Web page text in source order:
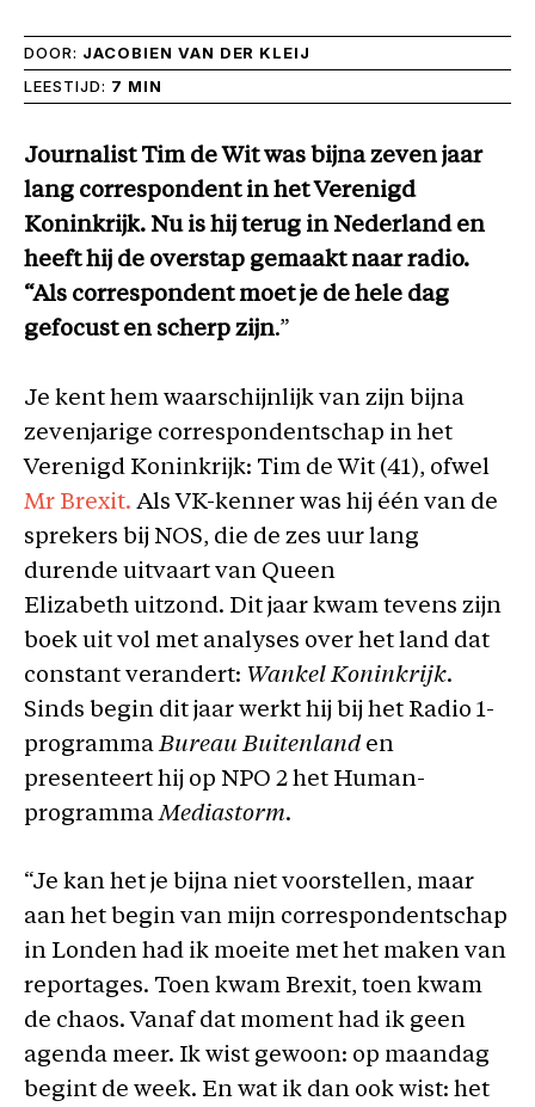
DOOR: JACOBIEN VAN DER KLEIJ
LEESTIJD: 7 MIN
Journalist Tim de Wit was bijna zeven jaar
lang correspondent in het Verenigd
Koninkrijk. Nu is hij terug in Nederland en
heeft hij de overstap gemaakt naar radio.
“Als correspondent moet je de hele dag
gefocust en scherp zijn.”
Je kent hem waarschijnlijk van zijn bijna
zevenjarige correspondentschap in het
Verenigd Koninkrijk: Tim de Wit (41), ofwel
Mr Brexit. Als VK-kenner was hij één van de
sprekers bij NOS, die de zes uur lang
durende uitvaart van Queen
Elizabeth uitzond. Dit jaar kwam tevens zijn
boek uit vol met analyses over het land dat
constant verandert: Wankel Koninkrijk.
Sinds begin dit jaar werkt hij bij het Radio 1-
programmaBureau Buitenland en
presenteert hij op NPO 2 het Human-
programmaMediastorm.
“Je kan het je bijna niet voorstellen, maar
aan het begin van mijn correspondentschap
in Londen had ik moeite met het maken van
reportages. Toen kwam Brexit, toen kwam
de chaos. Vanaf dat moment had ik geen
agenda meer. Ik wist gewoon: op maandag
begint de week. En wat ik dan ook wist: het